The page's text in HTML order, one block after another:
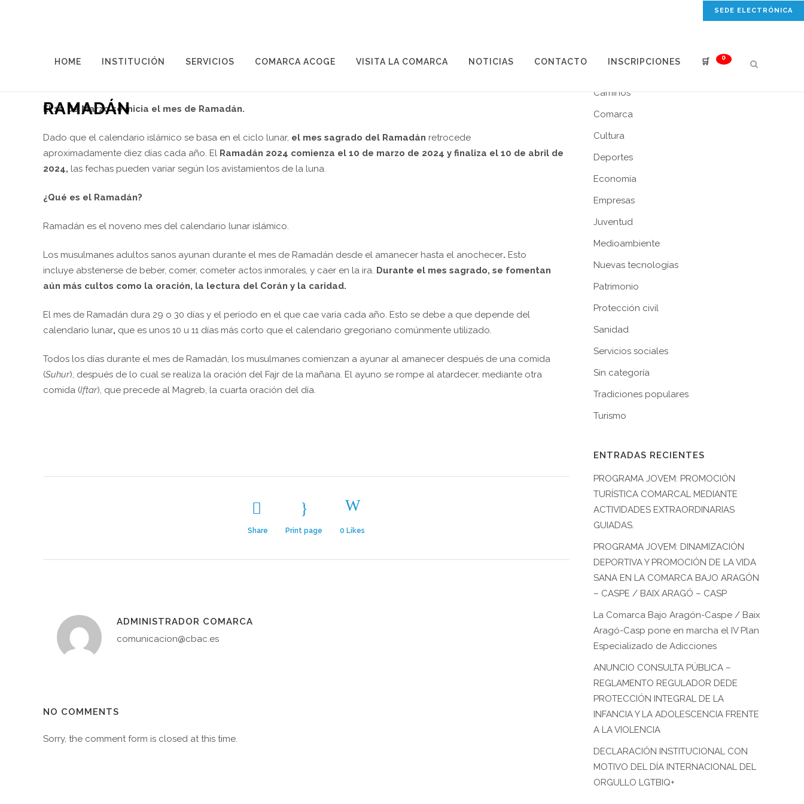
SEDE ELECTRÓNICA
HOME INSTITUCIÓN SERVICIOS COMARCA ACOGE VISITA LA COMARCA NOTICIAS CONTACTO INSCRIPCIONES 🛒 0
RAMADÁN
15 MAR RAMADÁN
El 10 de Marzo se inicia el mes de Ramadán.
Dado que el calendario islámico se basa en el ciclo lunar, el mes sagrado del Ramadán retrocede
aproximadamente diez días cada año. El Ramadán 2024 comienza el 10 de marzo de 2024 y finaliza el 10 de abril de
2024, las fechas pueden variar según los avistamientos de la luna.
¿Qué es el Ramadán?
Ramadán es el noveno mes del calendario lunar islámico.
Los musulmanes adultos sanos ayunan durante el mes de Ramadán desde el amanecer hasta el anochecer. Esto
incluye abstenerse de beber, comer, cometer actos inmorales, y caer en la ira. Durante el mes sagrado, se fomentan
aún más cultos como la oración, la lectura del Corán y la caridad.
El mes de Ramadán dura 29 o 30 días y el período en el que cae varía cada año. Esto se debe a que depende del
calendario lunar, que es unos 10 u 11 días más corto que el calendario gregoriano comúnmente utilizado.
Todos los días durante el mes de Ramadán, los musulmanes comienzan a ayunar al amanecer después de una comida
(Suhur), después de lo cual se realiza la oración del Fajr de la mañana. El ayuno se rompe al atardecer, mediante otra
comida (Iftar), que precede al Magreb, la cuarta oración del día.
Share Print page 0 Likes
ADMINISTRADOR COMARCA
comunicacion@cbac.es
NO COMMENTS
Sorry, the comment form is closed at this time.
Caminos
Comarca
Cultura
Deportes
Economía
Empresas
Juventud
Medioambiente
Nuevas tecnologías
Patrimonio
Protección civil
Sanidad
Servicios sociales
Sin categoría
Tradiciones populares
Turismo
ENTRADAS RECIENTES
PROGRAMA JOVEM: PROMOCIÓN
TURÍSTICA COMARCAL MEDIANTE
ACTIVIDADES EXTRAORDINARIAS
GUIADAS.
PROGRAMA JOVEM: DINAMIZACIÓN
DEPORTIVA Y PROMOCIÓN DE LA VIDA
SANA EN LA COMARCA BAJO ARAGÓN
– CASPE / BAIX ARAGÓ – CASP
La Comarca Bajo Aragón-Caspe / Baix
Aragó-Casp pone en marcha el IV Plan
Especializado de Adicciones
ANUNCIO CONSULTA PÚBLICA –
REGLAMENTO REGULADOR DEDE
PROTECCIÓN INTEGRAL DE LA
INFANCIA Y LA ADOLESCENCIA FRENTE
A LA VIOLENCIA
DECLARACIÓN INSTITUCIONAL CON
MOTIVO DEL DÍA INTERNACIONAL DEL
ORGULLO LGTBIQ+
Política de privacidad
Compromiso de protección de datos
Registro de actividades de tratamiento
Política de cookies